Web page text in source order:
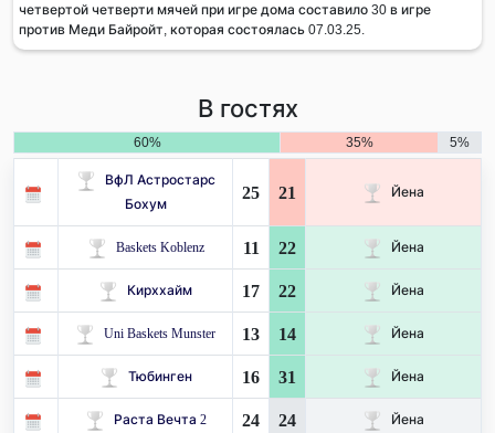
четвертой четверти мячей при игре дома составило 30 в игре
против Меди Байройт, которая состоялась 07.03.25.
В гостях
60% 35% 5%
ВфЛ Астростарс
Бохум
25 21 Йена
Baskets Koblenz 11 22 Йена
Кирххайм 17 22 Йена
Uni Baskets Munster 13 14 Йена
Тюбинген 16 31 Йена
Раста Вечта 2 24 24 Йена